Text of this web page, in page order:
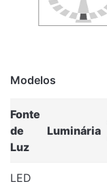
Modelos
Fonte
de
Luz
Luminária
LED